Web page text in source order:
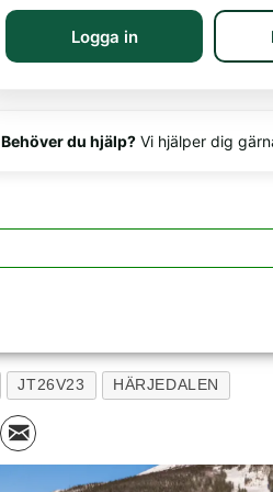
Logga in
Behöver du hjälp? Vi hjälper dig
JT26V23 HÄRJEDALEN